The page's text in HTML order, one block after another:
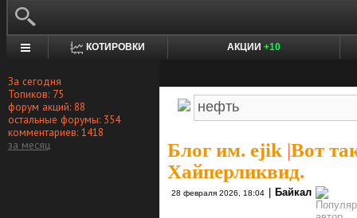
КОТИРОВКИ АКЦИИ +10
За сегодня
Топиков: 75
форум акций: 88
остальные форумы: 354
комментариев: 1418
за месяц
Блог им. ejik |Вот
Хайперликвид.
28 февраля 2026, 18:04 Байкал